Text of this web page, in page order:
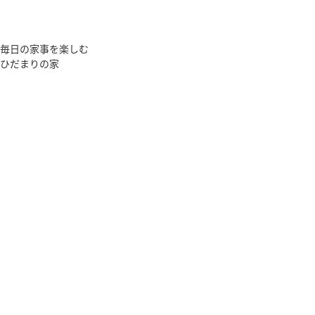
毎日の家事を楽しむ
ひだまりの家